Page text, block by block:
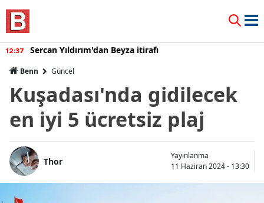
12:20 Burcu Özberk geri döndü!
Benn Güncel
Kuşadası'nda gidilecek
en iyi 5 ücretsiz plaj
Thor
Yayınlanma
11 Haziran 2024 - 13:30